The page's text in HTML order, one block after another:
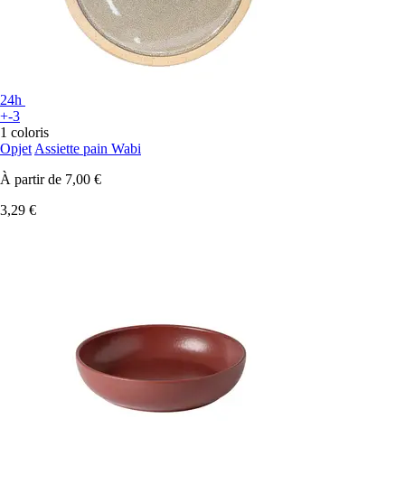
24h
+-3
1 coloris
Opjet Assiette pain Wabi
À partir de 7,00 €
3,29 €